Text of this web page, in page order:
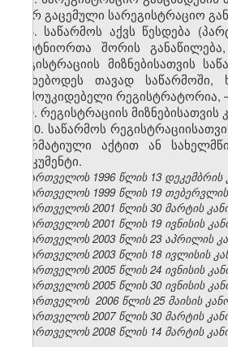
მიერ გაცემული სარეგისტრაციო
8. საწარმოს აქვს წესდება
პარტნიორთა შორის
რეგისტრაციის მიზნებისათვის
ინახებოდეს თავად
დამოუკიდებელი რეგისტრატორია,
9. რეგისტრაციის
10. საწარმოს
ნორმატიული აქტით ან
დოკუმენტი.
საქართველოს 1996 წლის 13
საქართველოს 1999 წლის 19
საქართველოს 2001 წლის 30 მარტის
საქართველოს 2001 წლის 19 ივნისის
საქართველოს 2003 წლის 23 აპრილის
საქართველოს 2003 წლის 18 ივლისის
საქართველოს 2005 წლის 24 ივნისის
საქართველოს 2005 წლის 30 ივნისის
საქართველოს 2006 წლის 25 მაისის
საქართველოს 2007 წლის 30 მარტის
საქართველოს 2008 წლის 14 მარტის